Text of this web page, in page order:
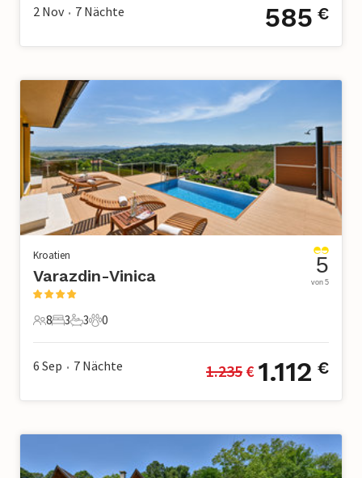
2 Nov • 7 Nächte 585 €
Kroatien
Varazdin-Vinica
8 Gäste
8
3 Schlafzimmer
3
3 Badezimmer
3
0 Haustiere
0
5
von 5
6 Sep • 7 Nächte 1.235 € 1.112 €